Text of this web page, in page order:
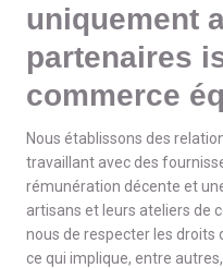
uniquement
partenaires
commerce
Nous établissons des
travaillant avec des
rémunération décente et
artisans et leurs ateliers de
nous de respecter les droits
ce qui implique, entre